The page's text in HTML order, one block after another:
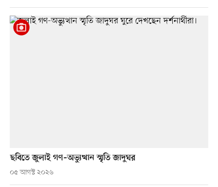
ছবিতে জুলাই গণ–অভ্যুত্থান স্মৃতি জাদুঘর
০৫ আগস্ট ২০২৬